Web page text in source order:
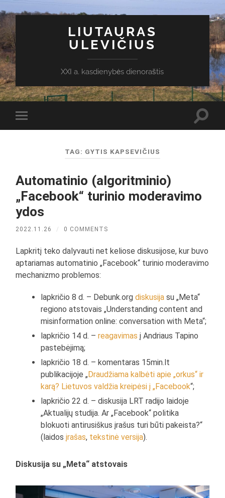
LIUTAURAS
ULEVIČIUS
XXI a. kasdienybės dienoraštis
Toggle
mobile
TAG: GYTIS KAPSEVIČIUS
Automatinio (algoritminio)
„Facebook“ turinio moderavimo
ydos
2022.11.26 / 0 COMMENTS
Lapkritį teko dalyvauti net keliose diskusijose, kur buvo
aptariamas automatinio „Facebook“ turinio moderavimo
mechanizmo problemos:
lapkričio 8 d. – Debunk.orgdiskusija su „Meta“
regiono atstovais „Understanding content and
misinformation online: conversation with Meta“;
lapkričio 14 d. –reagavimas į Andriaus Tapino
pastebėjimą;
lapkričio 18 d. – komentaras 15min.lt
publikacijoje „Draudžiama kalbėti apie „orkus“ ir
karą? Lietuvos valdžia kreipėsi į „Facebook“;
lapkričio 22 d. – diskusija LRT radijo laidoje
„Aktualijų studija. Ar „Facebook“ politika
blokuoti antirusiškus įrašus turi būti pakeista?“
(laidosįrašas, tekstinė versija).
Diskusija su „Meta“ atstovais